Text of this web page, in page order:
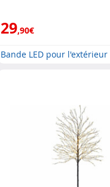
29,90€
Bande LED pour l'extérieur